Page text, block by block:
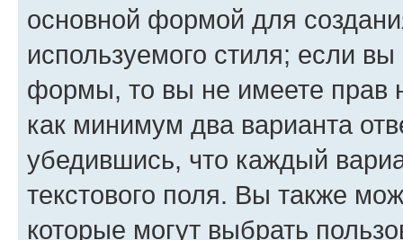
основной формой для
используемого стиля; если
формы, то вы не имеете прав
как минимум два варианта
убедившись, что каждый
текстового поля. Вы также
которые могут выбрать